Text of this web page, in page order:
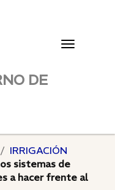
Toggle
DE
IRRIGACIÓN
sistemas de
a hacer frente al